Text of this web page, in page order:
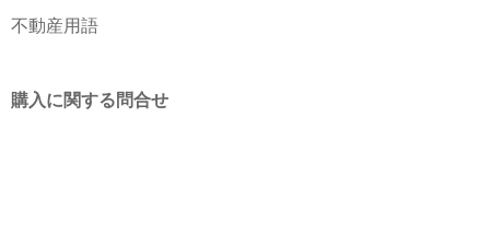
不動産用語
購入に関する問合せ